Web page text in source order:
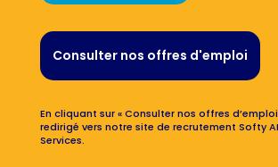
Consulter nos offres d'emploi
En cliquant sur « Consulter nos offres d’emploi
redirigé vers notre site de recrutement Softy
Services.